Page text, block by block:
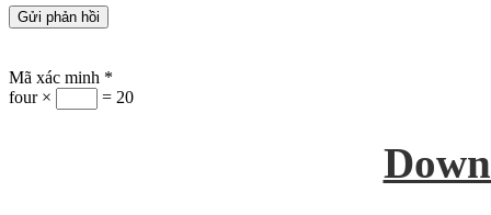
Mã xác minh *
four ×
= 20